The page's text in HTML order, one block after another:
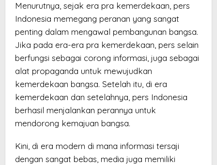
Menurutnya, sejak era pra kemerdekaan, pers
Indonesia memegang peranan yang sangat
penting dalam mengawal pembangunan bangsa.
Jika pada era-era pra kemerdekaan, pers selain
berfungsi sebagai corong informasi, juga sebagai
alat propaganda untuk mewujudkan
kemerdekaan bangsa. Setelah itu, di era
kemerdekaan dan setelahnya, pers Indonesia
berhasil menjalankan perannya untuk
mendorong kemajuan bangsa.
Kini, di era modern di mana informasi tersaji
dengan sangat bebas, media juga memiliki